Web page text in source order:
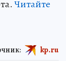
Читайте
kp.ru